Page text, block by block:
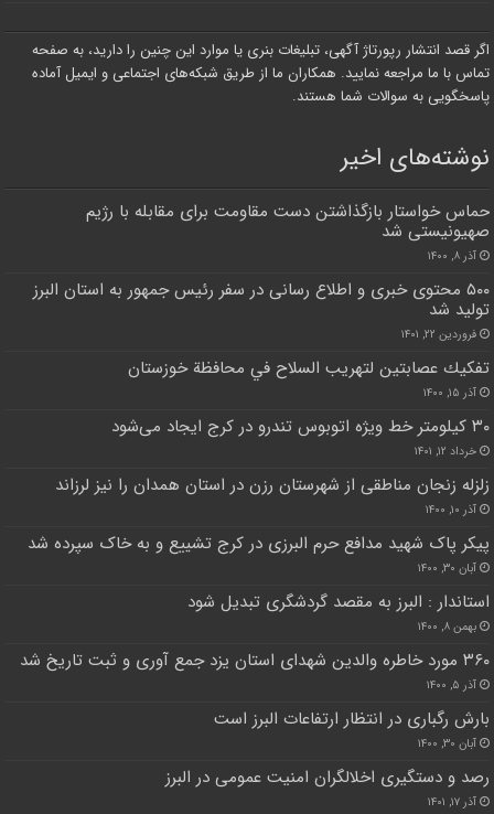
اگر قصد انتشار رپورتاژ آگهی، تبلیغات بنری یا موارد این چنین را دارید، به صفحه
تماس با ما مراجعه نمایید. همکاران ما از طریق شبکه‌های اجتماعی و ایمیل آماده
پاسخگویی به سوالات شما هستند.
نوشته‌های اخیر
حماس خواستار بازگذاشتن دست مقاومت برای مقابله با رژیم
صهیونیستی شد
آذر ۸, ۱۴۰۰
۵۰۰ محتوی خبری و اطلاع رسانی در سفر رئیس جمهور به استان البرز
تولید شد
فروردین ۲۲, ۱۴۰۱
تفكيك عصابتين لتهريب السلاح في محافظة خوزستان
آذر ۱۵, ۱۴۰۰
۳۰ کیلومتر خط ویژه اتوبوس تندرو در کرج ایجاد می‌شود
خرداد ۱۲, ۱۴۰۱
زلزله زنجان مناطقی از شهرستان رزن در استان همدان را نیز لرزاند
آذر ۱۰, ۱۴۰۰
پیکر پاک شهید مدافع حرم البرزی در کرج تشییع و به خاک سپرده شد
آبان ۳۰, ۱۴۰۰
استاندار : البرز به مقصد گردشگری تبدیل شود
بهمن ۸, ۱۴۰۰
۳۶۰ مورد خاطره والدین شهدای استان یزد جمع آوری و ثبت تاریخ شد
آذر ۵, ۱۴۰۰
بارش رگباری در انتظار ارتفاعات البرز است
آبان ۳۰, ۱۴۰۰
رصد و دستگیری اخلالگران امنیت عمومی در البرز
آذر ۱۷, ۱۴۰۱